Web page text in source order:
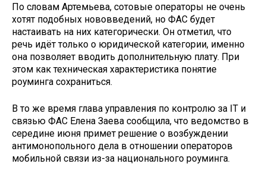
По словам Артемьева, сотовые операторы не очень
хотят подобных нововведений, но ФАС будет
настаивать на них категорически. Он отметил, что
речь идёт только о юридической категории, именно
она позволяет вводить дополнительную плату. При
этом как техническая характеристика понятие
роуминга сохраниться.
В то же время глава управления по контролю за IT и
связью ФАС Елена Заева сообщила, что ведомство в
середине июня примет решение о возбуждении
антимонопольного дела в отношении операторов
мобильной связи из-за национального роуминга.